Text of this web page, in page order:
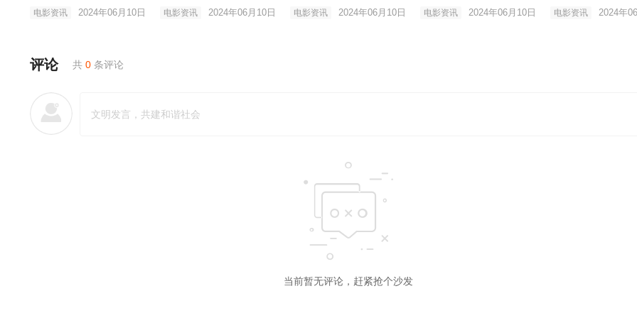
段
电影资讯 2024年06月10日
亿元
电影资讯 2024年06月10日
唱
电影资讯 2024年06月10日
演出
电影资讯 2024年06月10日
职
电影资讯 2024年
评论 共 0 条评论
当前暂无评论，赶紧抢个沙发